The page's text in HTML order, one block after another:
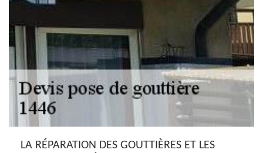
LA RÉPARATION DES GOUTTIÈRES ET LES